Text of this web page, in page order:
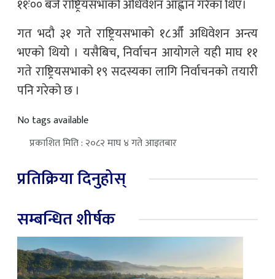
११ः०० बजे राष्ट्रियसभाको अधिवेशन आह्वान गरेका थिए।
गत भदौ ३१ गते राष्ट्रियसभाको १८औँ अधिवेशन अन्त्य
भएको थियो । यसैबिच, निर्वाचन आयोगले यही माघ ११
गते राष्ट्रियसभाको १९ सदस्यका लागि निर्वाचनको तयारी
पनि गरेको छ ।
No tags available
प्रकाशित मिति : २०८२ माघ ४ गते आइतबार
प्रतिक्रिया दिनुहोस्
सम्बन्धित शीर्षक